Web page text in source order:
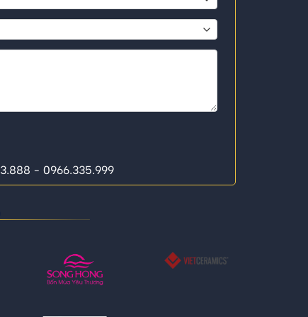
- 0966.335.999